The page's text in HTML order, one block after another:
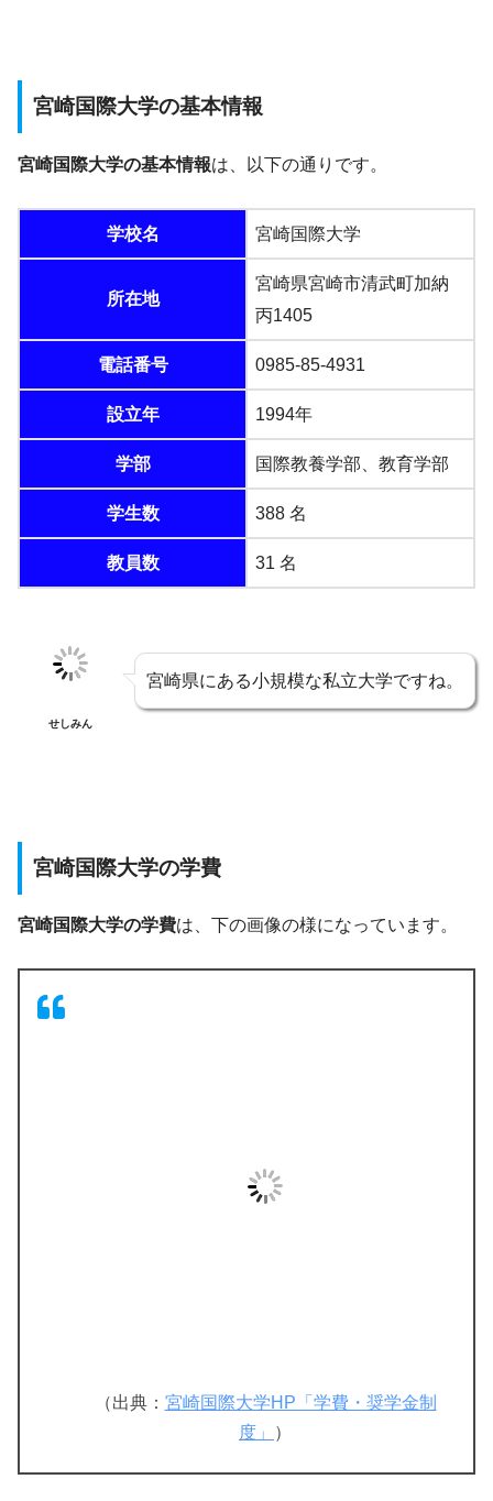
宮崎国際大学の基本情報
宮崎国際大学の基本情報は、以下の通りです。
学校名 宮崎国際大学
所在地
宮崎県宮崎市清武町加納
丙1405
電話番号 0985-85-4931
設立年 1994年
学部 国際教養学部、教育学部
学生数 388 名
教員数 31 名
せしみん
宮崎県にある小規模な私立大学ですね。
宮崎国際大学の学費
宮崎国際大学の学費は、下の画像の様になっています。
（出典： 宮崎国際大学HP「学費・奨学金制
度」
）